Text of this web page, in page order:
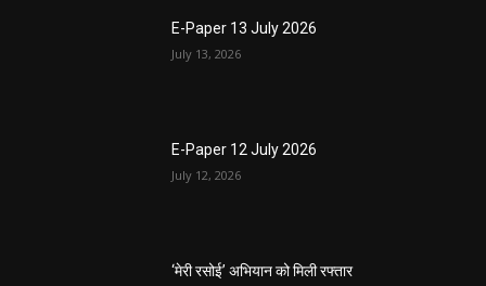
E-Paper 13 July 2026
July 13, 2026
E-Paper 12 July 2026
July 12, 2026
‘मेरी रसोई’ अभियान को मिली रफ्तार